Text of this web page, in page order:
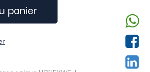
panier